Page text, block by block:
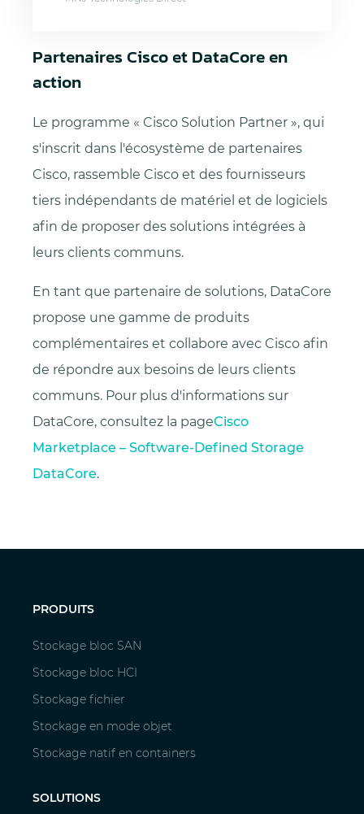
Partenaires Cisco et DataCore en
action
Le programme « Cisco Solution Partner », qui
s'inscrit dans l'écosystème de partenaires
Cisco, rassemble Cisco et des fournisseurs
tiers indépendants de matériel et de logiciels
afin de proposer des solutions intégrées à
leurs clients communs.
En tant que partenaire de solutions, DataCore
propose une gamme de produits
complémentaires et collabore avec Cisco afin
de répondre aux besoins de leurs clients
communs. Pour plus d'informations sur
DataCore, consultez la pageCisco
Marketplace – Software-Defined Storage
DataCore.
PRODUITS
Stockage bloc SAN
Stockage bloc HCI
Stockage fichier
Stockage en mode objet
Stockage natif en containers
SOLUTIONS